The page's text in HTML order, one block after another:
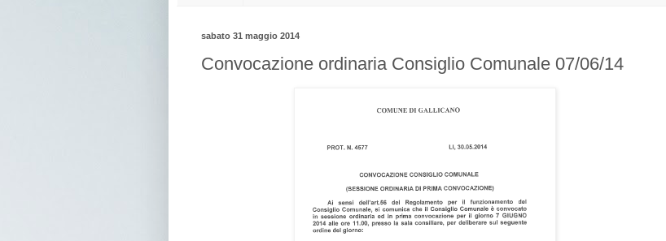
sabato 31 maggio 2014
Convocazione ordinaria Consiglio Comunale 07/06/14